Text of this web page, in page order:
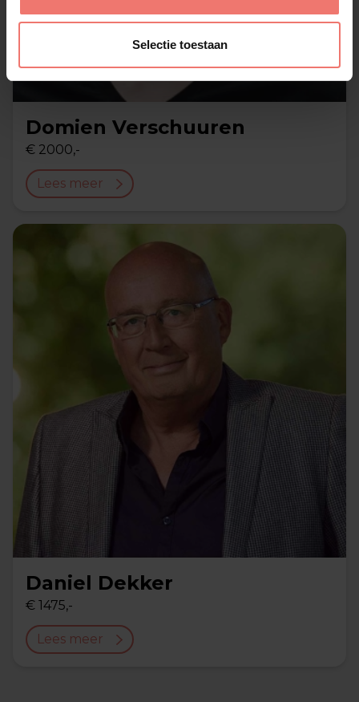
Selectie toestaan
Domien Verschuuren
€ 2000,-
Lees meer
Daniel Dekker
€ 1475,-
Lees meer